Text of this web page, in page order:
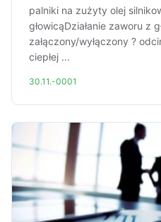
palniki na zużyty olej
głowicąDziałanie zaworu z
załączony/wyłączony ?
ciepłej ...
30.11.-0001